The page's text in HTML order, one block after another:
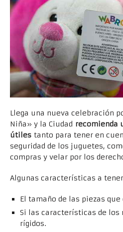
Llega una nueva celebración
Niña» y la Ciudad recomienda
útiles tanto para tener en
seguridad de los juguetes,
compras y velar por los
Algunas características a
El tamaño de las piezas
Si las características de
rígidos.